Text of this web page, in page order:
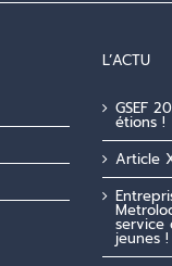
L’ACTU
GSEF
étions !
Article
service
jeunes !